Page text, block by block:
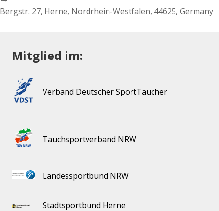
Bergstr. 27, Herne, Nordrhein-Westfalen, 44625, Germany
Mitglied im:
Verband Deutscher SportTaucher
Tauchsportverband NRW
Landessportbund NRW
Stadtsportbund Herne